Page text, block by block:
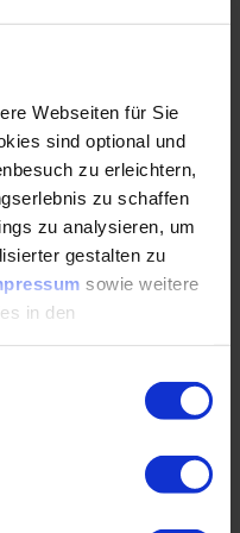
Webseiten für Sie
sind optional und
zu erleichtern,
zu schaffen
zu analysieren, um
gestalten zu
sowie weitere
in den
ungenutzte
oder Abwasser –
Technologien